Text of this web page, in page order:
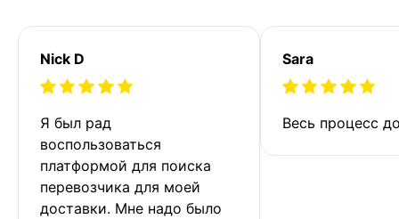
Nick D
Я был рад
воспользоваться
платформой для поиска
перевозчика для моей
доставки. Мне надо было
Sara
Весь процесс